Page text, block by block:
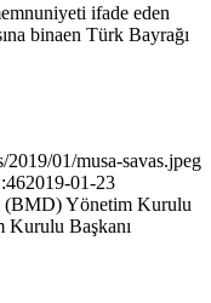
ifade eden
binaen Türk Bayrağı
01/musa-savas.jpeg
2019-01-23
Yönetim Kurulu
Başkanı